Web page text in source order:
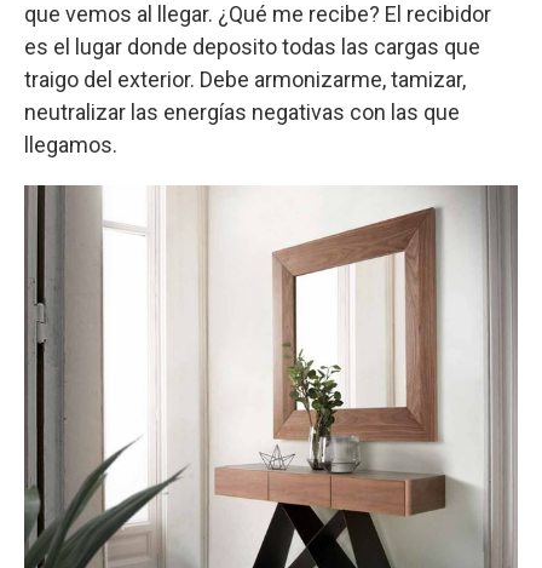
que vemos al llegar. ¿Qué me recibe? El recibidor
es el lugar donde deposito todas las cargas que
traigo del exterior. Debe armonizarme, tamizar,
neutralizar las energías negativas con las que
llegamos.